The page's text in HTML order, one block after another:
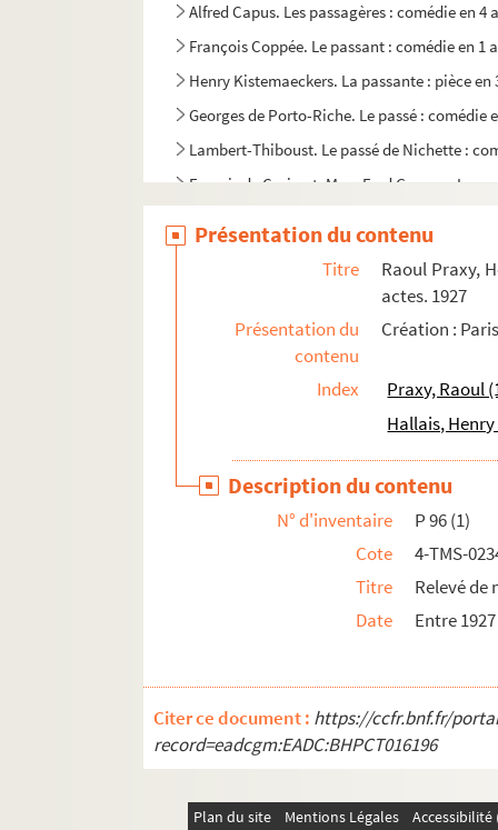
Alfred Capus. Les passagères : comédie en 4
François Coppée. Le passant : comédie en 1
Henry Kistemaeckers. La passante : pièce en
Georges de Porto-Riche. Le passé : comédie
Lambert-Thiboust. Le passé de Nichette :
Francis de Croisset, Mme Fred Gressac. La
Peter Nichols. Passion play : pièce en 2
Maurice Hennequin, Albert Willemetz.
Maurice Hennequin, Félix Duquesnel.
Marcel Achard. Patate : pièce en 3 actes.
Jacques Roullet. Patate : pièce en 3 actes
François Coppée. Le pater : drame en 1 acte,
Victorien Sardou. Patrie : drame historique
Victorien Sardou. Les pattes de mouche :
Emile Augier. Paul Forestier : comédie en 4
Gabriel Arout. Pauline ou l'écume de la mer
Jean Cau. Pauvre France : comédie en
G. Champagne. Les pavillons noirs ou La
Fernand Nozière. La peau : comédie en 3
Emile Rochard. Le Péché de Marthe :
Présentation du contenu
Titre
Raoul Praxy,
actes. 1927
Présentation du
contenu
Création :
Index
Praxy, Raoul
Hallais, Henry
Description du contenu
N° d'inventaire
P 96 (1)
Cote
4-TMS-
Titre
Relevé de
Date
Entre
Citer ce document : https://ccfr.bnf.fr/
record=eadcgm:EADC:BHPCT016196
Plan du site Mentions Légales